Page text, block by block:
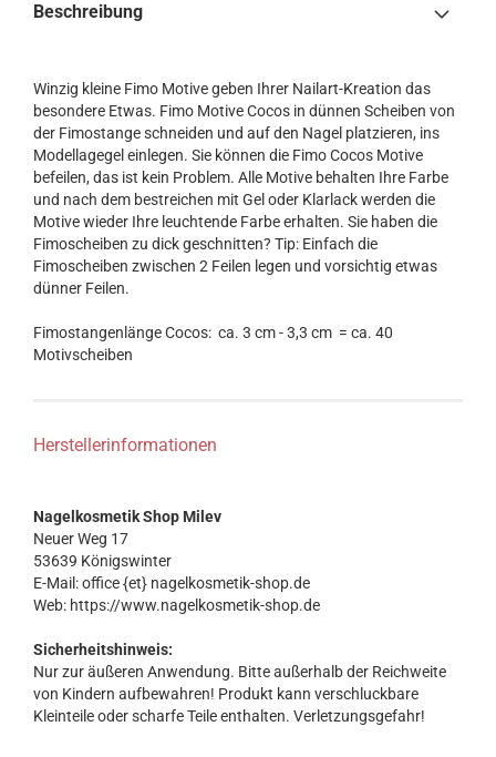
Beschreibung
Winzig kleine Fimo Motive geben Ihrer Nailart-Kreation das
besondere Etwas. Fimo Motive Cocos in dünnen Scheiben von
der Fimostange schneiden und auf den Nagel platzieren, ins
Modellagegel einlegen. Sie können die Fimo Cocos Motive
befeilen, das ist kein Problem. Alle Motive behalten Ihre Farbe
und nach dem bestreichen mit Gel oder Klarlack werden die
Motive wieder Ihre leuchtende Farbe erhalten. Sie haben die
Fimoscheiben zu dick geschnitten? Tip: Einfach die
Fimoscheiben zwischen 2 Feilen legen und vorsichtig etwas
dünner Feilen.
Fimostangenlänge Cocos: ca. 3 cm - 3,3 cm = ca. 40
Motivscheiben
Herstellerinformationen
Nagelkosmetik Shop Milev
Neuer Weg 17
53639 Königswinter
E-Mail: office {et} nagelkosmetik-shop.de
Web: https://www.nagelkosmetik-shop.de
Sicherheitshinweis:
Nur zur äußeren Anwendung. Bitte außerhalb der Reichweite
von Kindern aufbewahren! Produkt kann verschluckbare
Kleinteile oder scharfe Teile enthalten. Verletzungsgefahr!